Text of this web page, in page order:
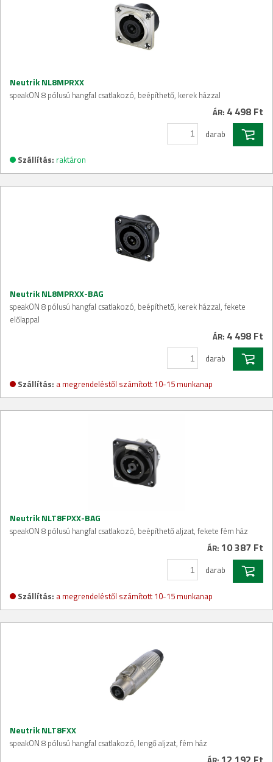
Neutrik NL8MPRXX
speakON 8 pólusú hangfal csatlakozó, beépíthető, kerek házzal
ÁR: 4 498 Ft
darab
Szállítás: raktáron
Neutrik NL8MPRXX-BAG
speakON 8 pólusú hangfal csatlakozó, beépíthető, kerek házzal, fekete
előlappal
ÁR: 4 498 Ft
darab
Szállítás: a megrendeléstől számított 10-15 munkanap
Neutrik NLT8FPXX-BAG
speakON 8 pólusú hangfal csatlakozó, beépíthető aljzat, fekete fém ház
ÁR: 10 387 Ft
darab
Szállítás: a megrendeléstől számított 10-15 munkanap
Neutrik NLT8FXX
speakON 8 pólusú hangfal csatlakozó, lengő aljzat, fém ház